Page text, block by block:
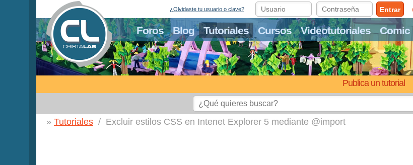
Foros Blog Tutoriales Cursos Videotutoriales Comic
Publica un tutorial
¿Olvidaste tu usuario o clave? Entrar
Tutoriales Excluir estilos CSS en Intenet Explorer 5 mediante @import